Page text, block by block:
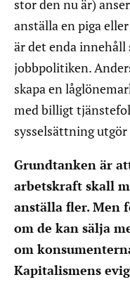
stor den nu är)
anställa en piga
är det enda innehåll
jobbpolitiken.
skapa en
med billigt
sysselsättning
Grundtanken är
arbetskraft skall
anställa fler. Men
om de kan sälja
om
Kapitalismens